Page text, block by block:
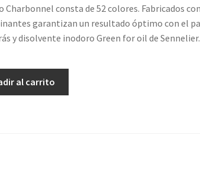
Charbonnel consta de 52 colores. Fabricados
garantizan un resultado óptimo con el
y disolvente inodoro Green for oil de Sennelier.
al carrito